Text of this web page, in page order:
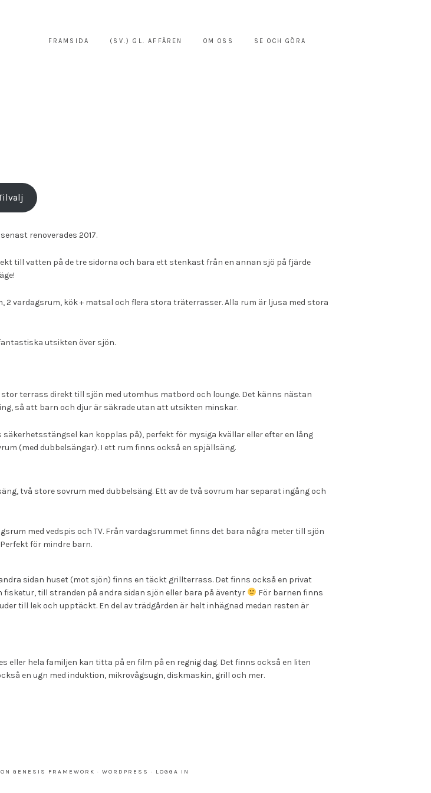
FRAMSIDA (SV.) GL. AFFÄREN OM OSS SE OCH GÖRA
renoverades 2017.
till vatten på de tre sidorna och bara ett stenkast från en annan sjö på fjärde
2 vardagsrum, kök + matsal och flera stora träterrasser. Alla rum är ljusa med stora
utsikten över sjön.
terrass direkt till sjön med utomhus matbord och lounge. Det känns nästan
så att barn och djur är säkrade utan att utsikten minskar.
kan kopplas på), perfekt för mysiga kvällar eller efter en lång
(med dubbelsängar). I ett rum finns också en spjällsäng.
två store sovrum med dubbelsäng. Ett av de två sovrum har separat ingång och
med vedspis och TV. Från vardagsrummet finns det bara några meter till sjön
för mindre barn.
sidan huset (mot sjön) finns en täckt grillterrass. Det finns också en privat
till stranden på andra sidan sjön eller bara på äventyr
För barnen finns
till lek och upptäckt. En del av trädgården är helt inhägnad medan resten är
hela familjen kan titta på en film på en regnig dag. Det finns också en liten
en ugn med induktion, mikrovågsugn, diskmaskin, grill och mer.
ON GENESIS FRAMEWORK · WORDPRESS · LOGGA IN